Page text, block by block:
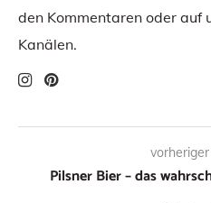
den Kommentaren oder auf
Kanälen.
Pilsner Bier – das